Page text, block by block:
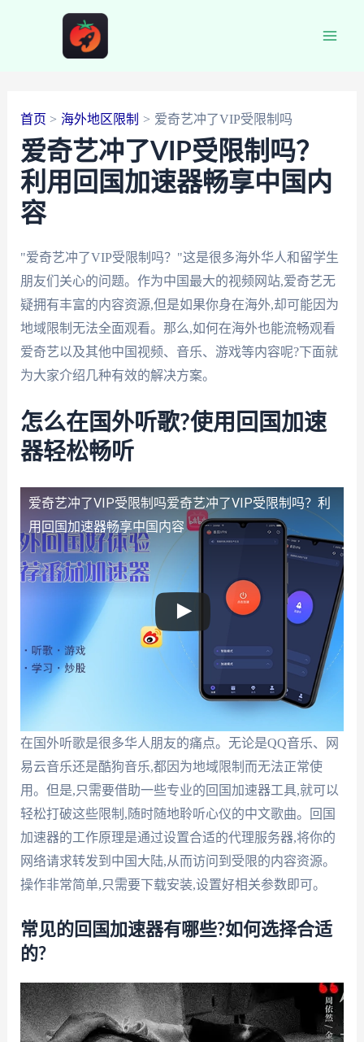
首页 海外地区限制 爱奇艺冲了VIP受限制吗
爱奇艺冲了VIP受限制吗？
利用回国加速器畅享中国内
容
"爱奇艺冲了VIP受限制吗？"这是很多海外华人和留学生
朋友们关心的问题。作为中国最大的视频网站,爱奇艺无
疑拥有丰富的内容资源,但是如果你身在海外,却可能因为
地域限制无法全面观看。那么,如何在海外也能流畅观看
爱奇艺以及其他中国视频、音乐、游戏等内容呢?下面就
为大家介绍几种有效的解决方案。
怎么在国外听歌?使用回国加速
器轻松畅听
爱奇艺冲了VIP受限制吗爱奇艺冲了VIP受限制吗？利
用回国加速器畅享中国内容
在国外听歌是很多华人朋友的痛点。无论是QQ音乐、网
易云音乐还是酷狗音乐,都因为地域限制而无法正常使
用。但是,只需要借助一些专业的回国加速器工具,就可以
轻松打破这些限制,随时随地聆听心仪的中文歌曲。回国
加速器的工作原理是通过设置合适的代理服务器,将你的
网络请求转发到中国大陆,从而访问到受限的内容资源。
操作非常简单,只需要下载安装,设置好相关参数即可。
常见的回国加速器有哪些?如何选择合适
的?